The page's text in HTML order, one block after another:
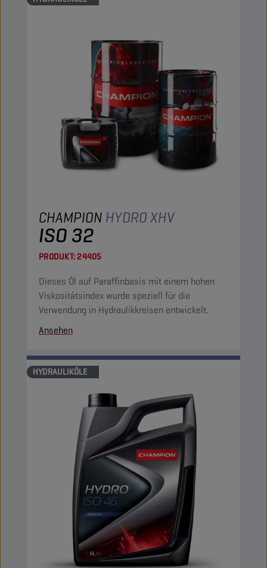
CHAMPION HYDRO XHV
ISO 32
PRODUKT:24405
Dieses Öl auf Paraffinbasis mit einem hohen
Viskositätsindex wurde speziell für die
Verwendung in Hydraulikkreisen entwickelt.
Ansehen
HYDRAULIKÖLE